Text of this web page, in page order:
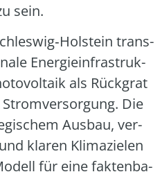
sein.
trans­
Ener­gie­infra­struk­
als Rück­grat
Die
Aus­bau, ver­
kla­ren Kli­ma­zie­len
für eine fak­ten­ba­